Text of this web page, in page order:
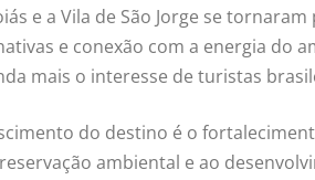
e a Vila de São Jorge se
e conexão com a energia do
mais o interesse de turistas
do destino é o
ambiental e ao